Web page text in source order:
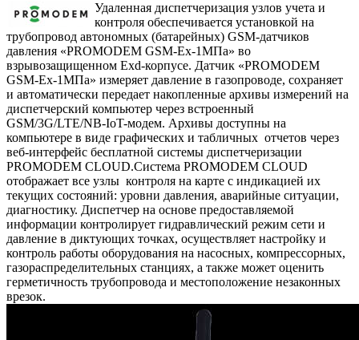
Удаленная диспетчеризация узлов учета и
контроля обеспечивается установкой на
трубопровод автономных (батарейных) GSM-датчиков
давления «PROMODEM GSM-Ex-1МПа» во
взрывозащищенном Exd-корпусе. Датчик «PROMODEM
GSM-Ex-1МПа» измеряет давление в газопроводе, сохраняет
и автоматически передает накопленные архивы измерений на
диспетчерский компьютер через встроенный
GSM/3G/LTE/NB-IoT-модем. Архивы доступны на
компьютере в виде графических и табличных отчетов через
веб-интерфейс бесплатной системы диспетчеризации
PROMODEM CLOUD.Система PROMODEM CLOUD
отображает все узлы контроля на карте с индикацией их
текущих состояний: уровни давления, аварийные ситуации,
диагностику. Диспетчер на основе предоставляемой
информации контролирует гидравлический режим сети и
давление в диктующих точках, осуществляет настройку и
контроль работы оборудования на насосных, компрессорных,
газораспределительных станциях, а также может оценить
герметичность трубопровода и местоположение незаконных
врезок.